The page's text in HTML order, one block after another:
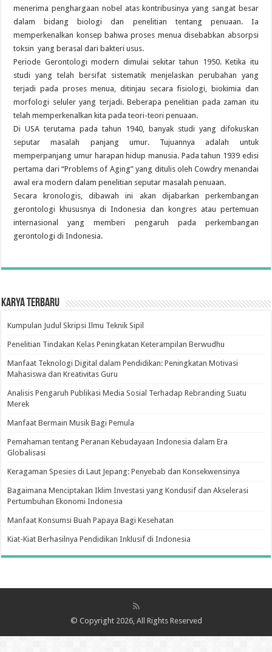
menerima penghargaan nobel atas kontribusinya yang sangat besar
dalam bidang biologi dan penelitian tentang penuaan. Ia
memperkenalkan konsep bahwa proses menua disebabkan absorpsi
toksin yang berasal dari bakteri usus.
Periode Gerontologi modern dimulai sekitar tahun 1950. Ketika itu
studi yang telah bersifat sistematik menjelaskan perubahan yang
terjadi pada proses menua, ditinjau secara fisiologi, biokimia dan
morfologi seluler yang terjadi. Beberapa penelitian pada zaman itu
telah memperkenalkan kita pada teori-teori penuaan.
Di USA terutama pada tahun 1940, banyak studi yang difokuskan
seputar masalah panjang umur. Tujuannya adalah untuk
memperpanjang umur harapan hidup manusia. Pada tahun 1939 edisi
pertama dari “Problems of Aging” yang ditulis oleh Cowdry menandai
awal era modern dalam penelitian seputar masalah penuaan.
Secara kronologis, dibawah ini akan dijabarkan perkembangan
gerontologi khususnya di Indonesia dan kongres atau pertemuan
internasional yang memberi pengaruh pada perkembangan
gerontologi di Indonesia.
Karya Terbaru
Kumpulan Judul Skripsi Ilmu Teknik Sipil
Penelitian Tindakan Kelas Peningkatan Keterampilan Berwudhu
Manfaat Teknologi Digital dalam Pendidikan: Peningkatan Motivasi
Mahasiswa dan Kreativitas Guru
Analisis Pengaruh Publikasi Media Sosial Terhadap Rebranding Suatu
Merek
Manfaat Bermain Musik Bagi Pemula
Pemahaman tentang Peranan Kebudayaan Indonesia dalam Era
Globalisasi
Keragaman Spesies di Laut Jepang: Penyebab dan Konsekwensinya
Bagaimana Menciptakan Iklim Investasi yang Kondusif dan Akselerasi
Pertumbuhan Ekonomi Indonesia
Manfaat Konsumsi Buah Papaya Bagi Kesehatan
Kiat-Kiat Berhasilnya Pendidikan Inklusif di Indonesia
© Copyright 2026, All Rights Reserved